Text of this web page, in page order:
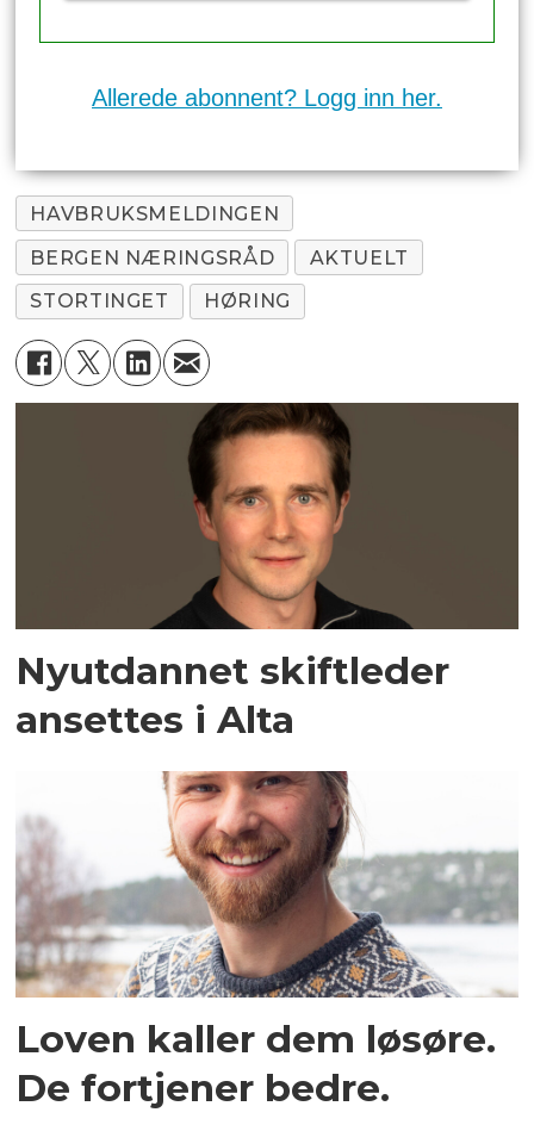
Allerede abonnent? Logg inn her.
HAVBRUKSMELDINGEN
BERGEN NÆRINGSRÅD
AKTUELT
STORTINGET
HØRING
Nyutdannet skiftleder
ansettes i Alta
Loven kaller dem løsøre.
De fortjener bedre.